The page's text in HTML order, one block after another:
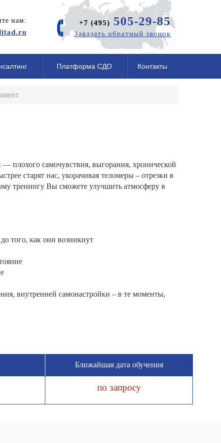
нам: +7 (495) 505-29-85
Заказать обратный звонок
Платформа СДО Контакты
плохого самочувствия, выгорания, хронической
старят нас, укорачивая теломеры – отрезки в
тренингу Вы сможете улучшить атмосферу в
того, как они возникнут
внутренней самонастройки – в те моменты,
Ближайшая дата обучения
по запросу